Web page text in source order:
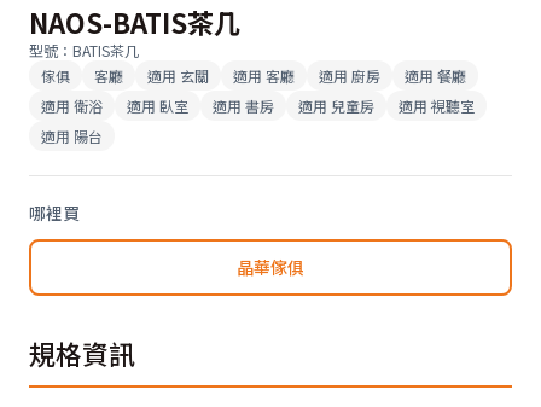
NAOS-BATIS茶几
型號 ： BATIS茶几
傢俱
客廳 適用 玄關 適用 客廳 適用 廚房 適用 餐廳
適用 衛浴 適用 臥室 適用 書房 適用 兒童房 適用 視聽室
適用 陽台
哪裡買
晶華傢俱
規格資訊